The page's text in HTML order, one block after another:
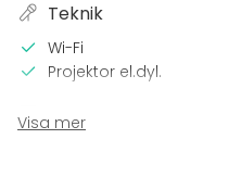
Teknik
Wi-Fi
Projektor el.dyl.
Utrustning
Visa mer